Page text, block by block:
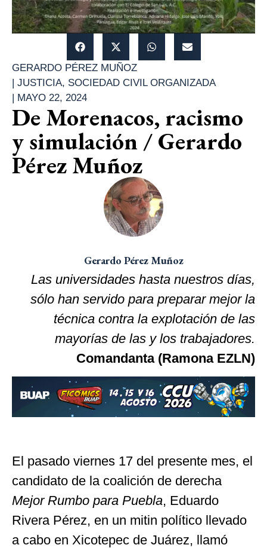
GERARDO PÉREZ MUÑOZ
| JUSTICIA, SOCIEDAD CIVIL ORGANIZADA
| MAYO 22, 2024
De Morenacos, racismo
y simulación / Gerardo
Pérez Muñoz
Gerardo Pérez Muñoz
Las universidades hasta nuestros días,
sólo han servido para preparar mejor la
técnica contra la explotación de las
mayorías de las y los trabajadores.
Comandanta (Ramona EZLN)
El pasado viernes 17 del presente mes, el
candidato de la coalición de derecha
Mejor Rumbo para Puebla, Eduardo
Rivera Pérez, en un mitin político llevado
a cabo en Xicotepec de Juárez, llamó